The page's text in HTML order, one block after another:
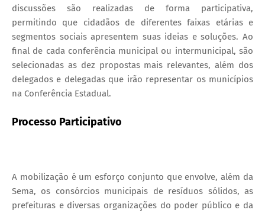
discussões são realizadas de forma participativa,
permitindo que cidadãos de diferentes faixas etárias e
segmentos sociais apresentem suas ideias e soluções. Ao
final de cada conferência municipal ou intermunicipal, são
selecionadas as dez propostas mais relevantes, além dos
delegados e delegadas que irão representar os municípios
na Conferência Estadual.
Processo Participativo
A mobilização é um esforço conjunto que envolve, além da
Sema, os consórcios municipais de resíduos sólidos, as
prefeituras e diversas organizações do poder público e da